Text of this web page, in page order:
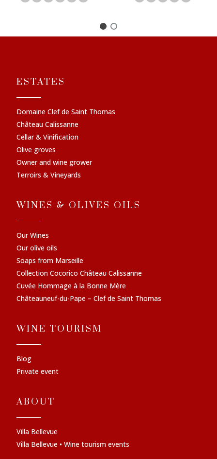
ESTATES
Domaine Clef de Saint Thomas
Château Calissanne
Cellar & Vinification
Olive groves
Owner and wine grower
Terroirs & Vineyards
WINES & OLIVES OILS
Our Wines
Our olive oils
Soaps from Marseille
Collection Cocorico Château Calissanne
Cuvée Hommage à la Bonne Mère
Châteauneuf-du-Pape – Clef de Saint Thomas
WINE TOURISM
Blog
Private event
ABOUT
Villa Bellevue
Villa Bellevue • Wine tourism events